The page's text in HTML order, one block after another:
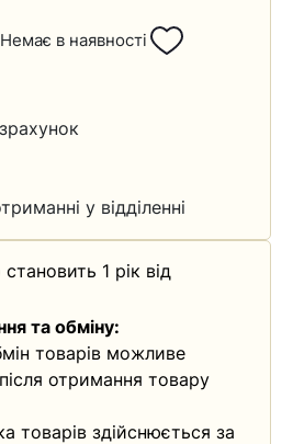
Немає в наявності
у відділенні
1 рік від
та обміну:
товарів можливе
отримання товару
товарів здійснюється за